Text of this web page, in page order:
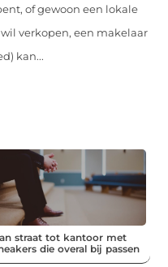
of gewoon een lokale
verkopen, een makelaar
kan...
straat tot kantoor met
die overal bij passen